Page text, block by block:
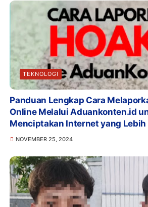
TEKNOLOGI
Panduan Lengkap Cara
Online Melalui Aduankonten.id
Menciptakan Internet yang Lebih
NOVEMBER 25, 2024